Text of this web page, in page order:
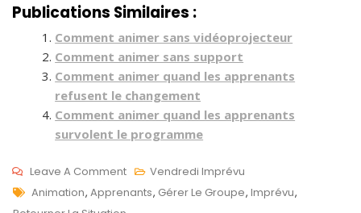
Publications Similaires :
Comment animer sans vidéoprojecteur
Comment animer sans support
Comment animer quand les apprenants
refusent le changement
Comment animer quand les apprenants
survolent le programme
M
Leave A CommentOn
Comment
Vendredi Imprévu
Tags
Animation, Apprenants, Gérer Le Groupe, Imprévu,